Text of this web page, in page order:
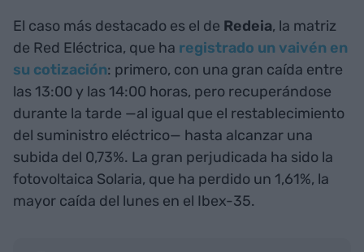
El caso más destacado es el de Redeia, la matriz
de Red Eléctrica, que ha registrado un vaivén en
su cotización: primero, con una gran caída entre
las 13:00 y las 14:00 horas, pero recuperándose
durante la tarde —al igual que el restablecimiento
del suministro eléctrico— hasta alcanzar una
subida del 0,73%. La gran perjudicada ha sido la
fotovoltaica Solaria, que ha perdido un 1,61%, la
mayor caída del lunes en el Ibex-35.